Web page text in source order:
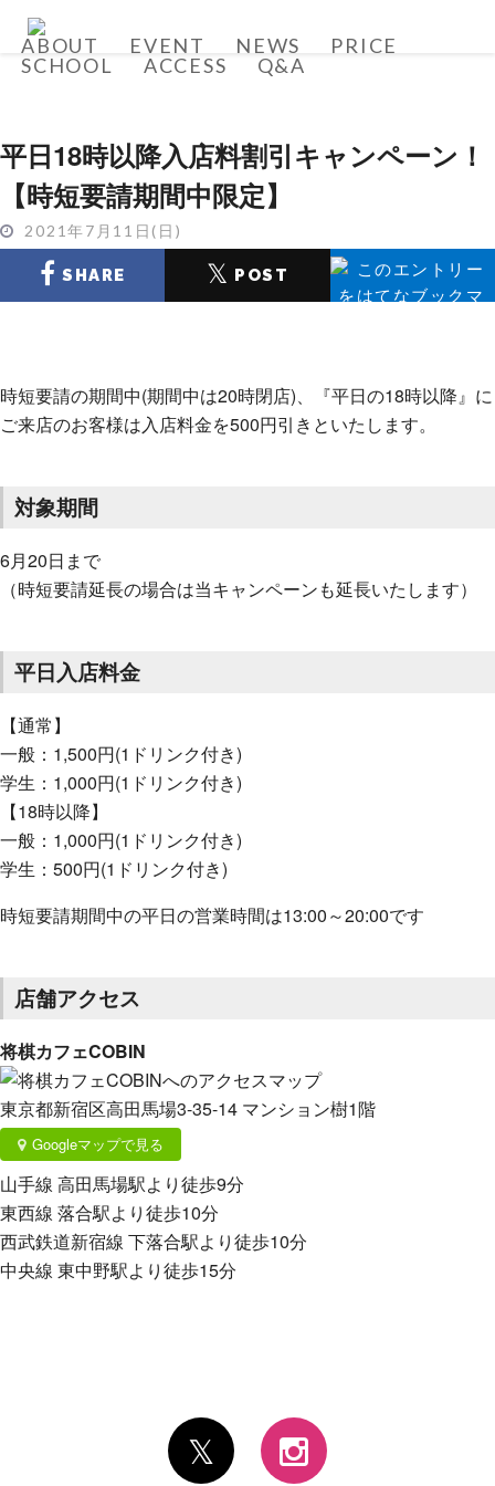
ABOUT EVENT NEWS
PRICE
SCHOOL
ACCESS Q&A
平日18時以降入店料割引キャンペーン！
【時短要請期間中限定】
2021年7月11日(日)
SHARE 𝕏 POST
時短要請の期間中(期間中は20時閉店)、『平日の18時以降』に
ご来店のお客様は入店料金を500円引きといたします。
対象期間
6月20日まで
（時短要請延長の場合は当キャンペーンも延長いたします）
平日入店料金
【通常】
一般：1,500円(1ドリンク付き)
学生：1,000円(1ドリンク付き)
【18時以降】
一般：1,000円(1ドリンク付き)
学生：500円(1ドリンク付き)
時短要請期間中の平日の営業時間は13:00～20:00です
店舗アクセス
将棋カフェCOBIN
東京都新宿区高田馬場3-35-14 マンション樹1階
Googleマップで見る
山手線 高田馬場駅より徒歩9分
東西線 落合駅より徒歩10分
西武鉄道新宿線 下落合駅より徒歩10分
中央線 東中野駅より徒歩15分
𝕏